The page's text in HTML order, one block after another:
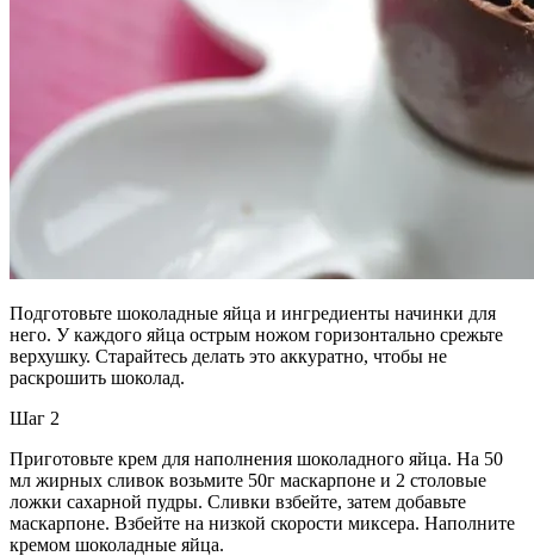
Подготовьте шоколадные яйца и ингредиенты начинки для
него. У каждого яйца острым ножом горизонтально срежьте
верхушку. Старайтесь делать это аккуратно, чтобы не
раскрошить шоколад.
Шаг 2
Приготовьте крем для наполнения шоколадного яйца. На 50
мл жирных сливок возьмите 50г маскарпоне и 2 столовые
ложки сахарной пудры. Сливки взбейте, затем добавьте
маскарпоне. Взбейте на низкой скорости миксера. Наполните
кремом шоколадные яйца.